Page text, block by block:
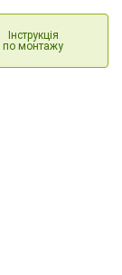
Інструкція
по монтажу